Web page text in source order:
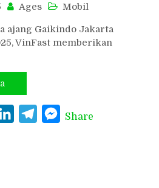
Ages Mobil
ajang Gaikindo Jakarta
VinFast memberikan
LinkedInTelegramMessenger
Share